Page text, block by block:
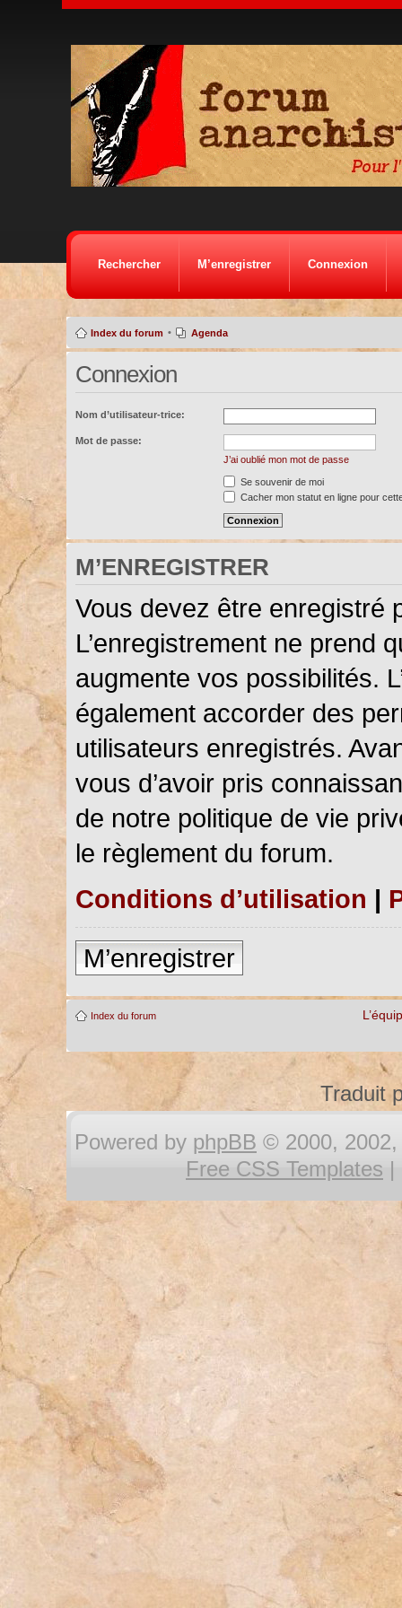
Rechercher M’enregistrer Connexion
Index du forum • Agenda
Connexion
Nom d’utilisateur-trice:
Mot de passe:
J’ai oublié mon mot de passe
Se souvenir de moi
Cacher mon statut en ligne pour
M’ENREGISTRER
Vous devez être enregistré
L’enregistrement ne prend
augmente vos possibilités.
également accorder des
utilisateurs enregistrés.
vous d’avoir pris
de notre politique de vie
le règlement du forum.
Conditions d’utilisation |
M’enregistrer
Index du forum
Traduit
Powered by phpBB © 2000, 2002,
Free CSS Templates |